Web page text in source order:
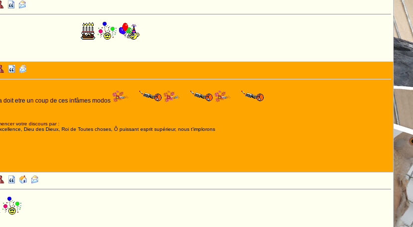
doit etre un coup de ces infâmes modos
votre discours par :
Dieu des Dieux, Roi de Toutes choses, Ô puissant esprit supérieur, nous t'implorons